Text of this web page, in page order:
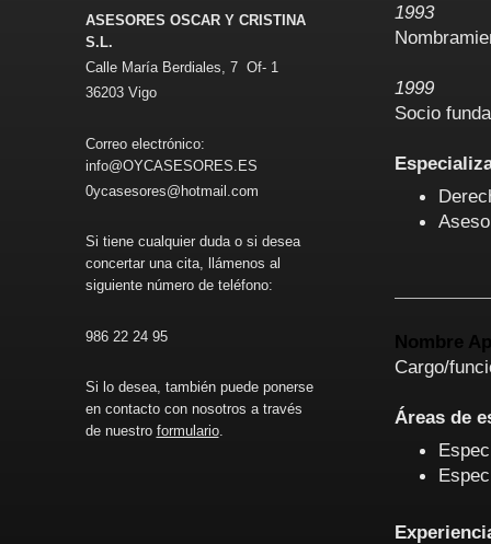
1993
1999
Socio
Nombre
Cargo/
Áreas de
ASESORES OSCAR Y CRISTINA
S.L.
Calle María Berdiales, 7 Of- 1
36203 Vigo
Correo electrónico:
info@OYCASESORES.ES
0ycasesores@hotmail.com
Si tiene cualquier duda o si desea
concertar una cita, llámenos al
siguiente número de teléfono:
986 22 24 95
Si lo desea, también puede ponerse
en contacto con nosotros a través
de nuestro formulario.